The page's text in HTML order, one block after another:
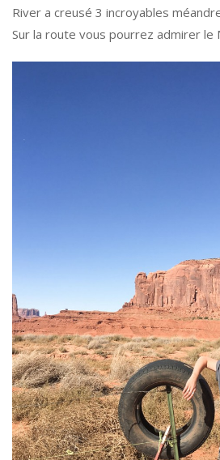
River a creusé 3 incroyables
Sur la route vous pourrez admirer le